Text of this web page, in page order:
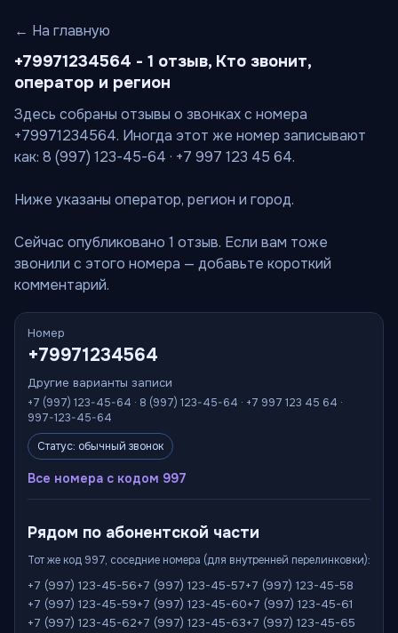
← На главную
+79971234564 - 1 отзыв, Кто звонит,
оператор и регион
Здесь собраны отзывы о звонках с номера
+79971234564. Иногда этот же номер записывают
как: 8 (997) 123-45-64 · +7 997 123 45 64.
Ниже указаны оператор, регион и город.
Сейчас опубликовано 1 отзыв. Если вам тоже
звонили с этого номера — добавьте короткий
комментарий.
Номер
+79971234564
Другие варианты записи
+7 (997) 123-45-64 · 8 (997) 123-45-64 · +7 997 123 45 64 ·
997-123-45-64
Статус: обычный звонок
Все номера с кодом 997
Рядом по абонентской части
Тот же код 997, соседние номера (для внутренней перелинковки):
+7 (997) 123-45-56+7 (997) 123-45-57+7 (997) 123-45-58
+7 (997) 123-45-59+7 (997) 123-45-60+7 (997) 123-45-61
+7 (997) 123-45-62+7 (997) 123-45-63+7 (997) 123-45-65